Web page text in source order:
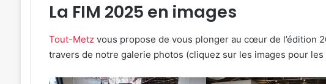
La FIM 2025 en images
Tout-Metzvous propose de vous plonger au cœur de l’édition
travers de notre galerie photos (cliquez sur les images pour les